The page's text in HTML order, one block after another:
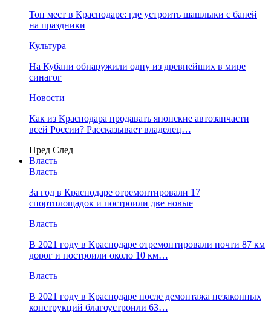
Топ мест в Краснодаре: где устроить шашлыки с баней
на праздники
Культура
На Кубани обнаружили одну из древнейших в мире
синагог
Новости
Как из Краснодара продавать японские автозапчасти
всей России? Рассказывает владелец…
Пред След
Власть
Власть
За год в Краснодаре отремонтировали 17
спортплощадок и построили две новые
Власть
В 2021 году в Краснодаре отремонтировали почти 87 км
дорог и построили около 10 км…
Власть
В 2021 году в Краснодаре после демонтажа незаконных
конструкций благоустроили 63…